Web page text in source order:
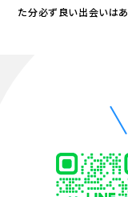
た分必ず良い出会いは